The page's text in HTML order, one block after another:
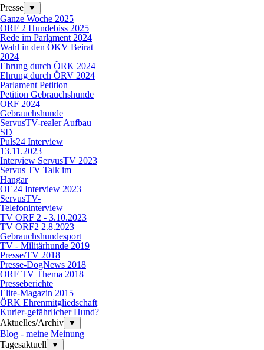
Presse
▼
Ganze Woche 2025
ORF 2 Hundebiss 2025
Rede im Parlament 2024
Wahl in den ÖKV Beirat
2024
Ehrung durch ÖRK 2024
Ehrung durch ÖRV 2024
Parlament Petition
Petition Gebrauchshunde
ORF 2024
Gebrauchshunde
ServusTV-realer Aufbau
SD
Puls24 Interview
13.11.2023
Interview ServusTV 2023
Servus TV Talk im
Hangar
OE24 Interview 2023
ServusTV-
Telefoninterview
TV ORF 2 - 3.10.2023
TV ORF2 2.8.2023
Gebrauchshundesport
TV - Militärhunde 2019
Presse/TV 2018
Presse-DogNews 2018
ORF TV Thema 2018
Presseberichte
Elite-Magazin 2015
ÖRK Ehrenmitgliedschaft
Kurier-gefährlicher Hund?
Aktuelles/Archiv
▼
Blog - meine Meinung
Tagesaktuell
▼